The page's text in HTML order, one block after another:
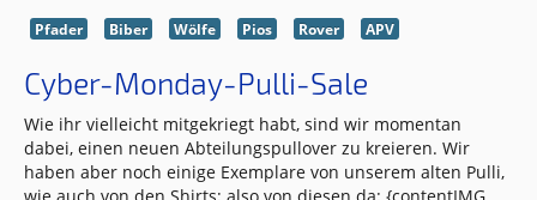
Pfader Biber Wölfe Pios Rover APV
Cyber-Monday-Pulli-Sale
Wie ihr vielleicht mitgekriegt habt, sind wir momentan
dabei, einen neuen Abteilungspullover zu kreieren. Wir
haben aber noch einige Exemplare von unserem alten Pulli,